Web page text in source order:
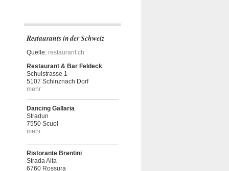
Restaurants in der Schweiz
Quelle: restaurant.ch
Restaurant & Bar Feldeck
Schulstrasse 1
5107 Schinznach Dorf
mehr
Dancing Gallaria
Stradun
7550 Scuol
mehr
Ristorante Brentini
Strada Alta
6760 Rossura